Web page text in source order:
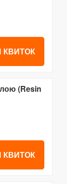
КВИТОК
(Resin
КВИТОК